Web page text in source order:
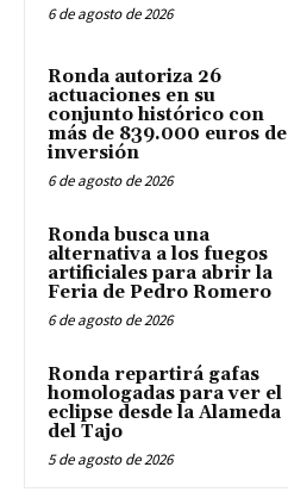
6 de agosto de 2026
Ronda autoriza 26
actuaciones en su
conjunto histórico con
más de 839.000 euros de
inversión
6 de agosto de 2026
Ronda busca una
alternativa a los fuegos
artificiales para abrir la
Feria de Pedro Romero
6 de agosto de 2026
Ronda repartirá gafas
homologadas para ver el
eclipse desde la Alameda
del Tajo
5 de agosto de 2026